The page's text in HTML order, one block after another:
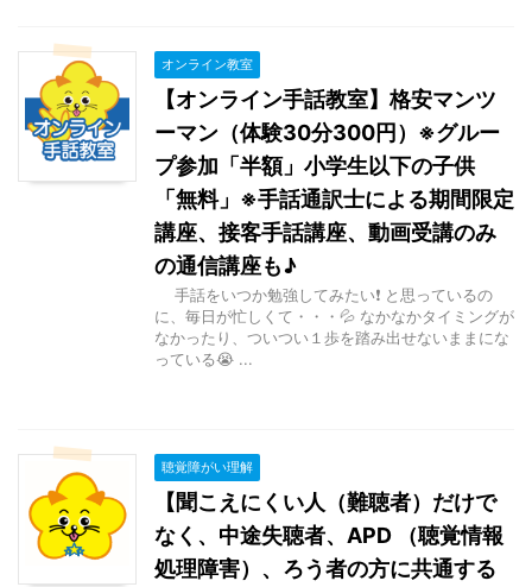
オンライン教室
【オンライン手話教室】格安マンツ
ーマン（体験30分300円）※グルー
プ参加「半額」小学生以下の子供
「無料」※手話通訳士による期間限定
講座、接客手話講座、動画受講のみ
の通信講座も♪
手話をいつか勉強してみたい❗ と思っているの
に、毎日が忙しくて・・・💦 なかなかタイミングが
なかったり、ついつい１歩を踏み出せないままにな
っている😭 ...
聴覚障がい理解
【聞こえにくい人（難聴者）だけで
なく、中途失聴者、APD （聴覚情報
処理障害）、ろう者の方に共通する